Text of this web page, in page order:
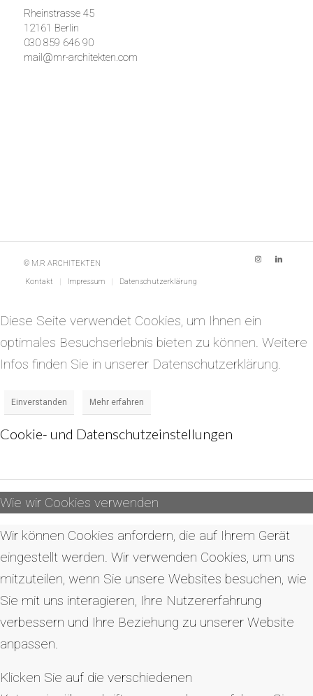
Rheinstrasse 45
12161 Berlin
030 859 646 90
mail@mr-architekten.com
© M.R ARCHITEKTEN
Kontakt
Impressum Datenschutzerklärung
Diese Seite verwendet Cookies, um Ihnen ein
optimales Besuchserlebnis bieten zu können. Weitere
Infos finden Sie in unserer Datenschutzerklärung.
Einverstanden Mehr erfahren
Cookie- und Datenschutzeinstellungen
Wie wir Cookies verwenden
Wir können Cookies anfordern, die auf Ihrem Gerät
eingestellt werden. Wir verwenden Cookies, um uns
mitzuteilen, wenn Sie unsere Websites besuchen, wie
Sie mit uns interagieren, Ihre Nutzererfahrung
verbessern und Ihre Beziehung zu unserer Website
anpassen.
Klicken Sie auf die verschiedenen